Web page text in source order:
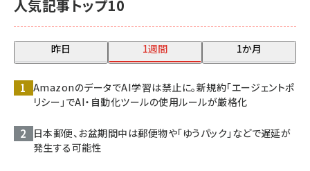
人気記事トップ10
昨日 1週間 1か月
AmazonのデータでAI学習は禁止に。新規約「エージェントポ
リシー」でAI・自動化ツールの使用ルールが厳格化
日本郵便、お盆期間中は郵便物や「ゆうパック」などで遅延が
発生する可能性